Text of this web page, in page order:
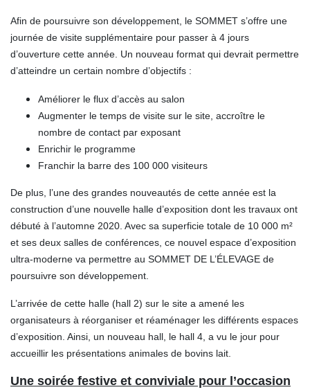
Afin de poursuivre son développement, le SOMMET s’offre une
journée de visite supplémentaire pour passer à 4 jours
d’ouverture cette année. Un nouveau format qui devrait permettre
d’atteindre un certain nombre d’objectifs :
Améliorer le flux d’accès au salon
Augmenter le temps de visite sur le site, accroître le
nombre de contact par exposant
Enrichir le programme
Franchir la barre des 100 000 visiteurs
De plus, l’une des grandes nouveautés de cette année est la
construction d’une nouvelle halle d’exposition dont les travaux ont
débuté à l’automne 2020. Avec sa superficie totale de 10 000 m²
et ses deux salles de conférences, ce nouvel espace d’exposition
ultra-moderne va permettre au SOMMET DE L’ÉLEVAGE de
poursuivre son développement.
L’arrivée de cette halle (hall 2) sur le site a amené les
organisateurs à réorganiser et réaménager les différents espaces
d’exposition. Ainsi, un nouveau hall, le hall 4, a vu le jour pour
accueillir les présentations animales de bovins lait.
Une soirée festive et conviviale pour l’occasion